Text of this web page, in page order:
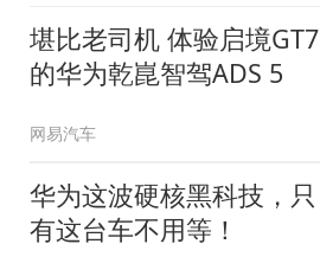
堪比老司机 体验启境GT7
的华为乾崑智驾ADS 5
网易汽车
华为这波硬核黑科技，只
有这台车不用等！